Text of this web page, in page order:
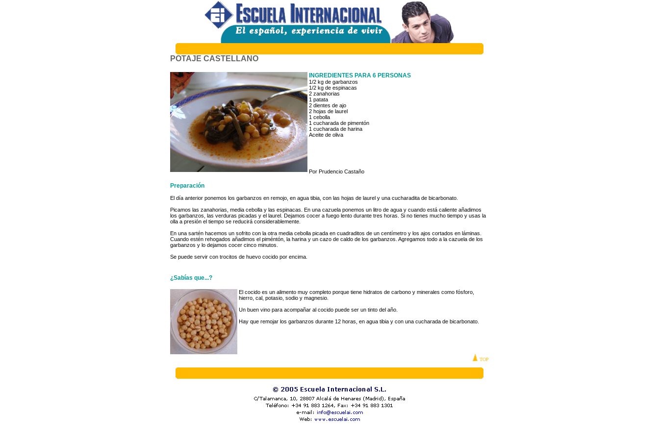
POTAJE CASTELLANO
INGREDIENTES PARA 6 PERSONAS
1/2 kg de garbanzos
1/2 kg de espinacas
2 zanahorias
1 patata
2 dientes de ajo
2 hojas de laurel
1 cebolla
1 cucharada de pimentón
1 cucharada de harina
Aceite de oliva
Por Prudencio Castaño
Preparación
El día anterior ponemos los garbanzos en remojo, en agua tibia, con las hojas de laurel y una cucharadita de bicarbonato.
Picamos las zanahorias, media cebolla y las espinacas. En una cazuela ponemos un litro de agua y cuando está caliente añadimos
los garbanzos, las verduras picadas y el laurel. Dejamos cocer a fuego lento durante tres horas. Si no tienes mucho tiempo y usas la
olla a presión el tiempo se reducirá considerablemente.
En una sartén hacemos un sofrito con la otra media cebolla picada en cuadraditos de un centímetro y los ajos cortados en láminas.
Cuando estén rehogados añadimos el piméntón, la harina y un cazo de caldo de los garbanzos. Agregamos todo a la cazuela de los
garbanzos y lo dejamos cocer cinco minutos.
Se puede servir con trocitos de huevo cocido por encima.
¿Sabías que...?
El cocido es un alimento muy completo porque tiene hidratos de carbono y minerales como fósforo,
hierro, cal, potasio, sodio y magnesio.
Un buen vino para acompañar al cocido puede ser un tinto del año.
Hay que remojar los garbanzos durante 12 horas, en agua tibia y con una cucharada de bicarbonato.
TOP